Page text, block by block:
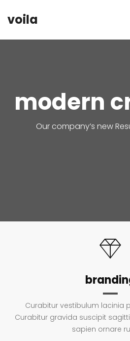
voila
modern
Our company’s new
Curabitur vestibulum lacinia
Curabitur gravida suscipit
sapien ornare